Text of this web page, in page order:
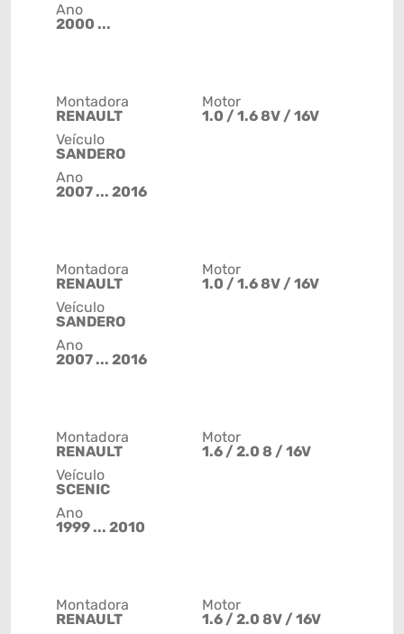
Ano
2000 ...
Montadora
RENAULT
Veículo
SANDERO
Ano
2007 ... 2016
Motor
1.0 / 1.6 8V / 16V
Montadora
RENAULT
Veículo
SANDERO
Ano
2007 ... 2016
Motor
1.0 / 1.6 8V / 16V
Montadora
RENAULT
Veículo
SCENIC
Ano
1999 ... 2010
Motor
1.6 / 2.0 8 / 16V
Montadora
RENAULT
Motor
1.6 / 2.0 8V / 16V